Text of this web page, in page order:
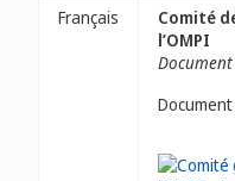
Français
Comité
l’OMPI